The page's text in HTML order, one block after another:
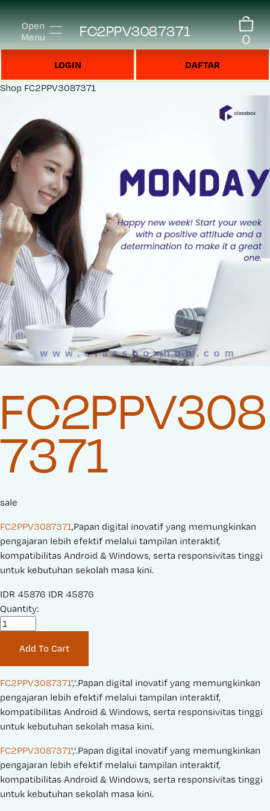
Open
Menu
FC2PPV3087371 0
LOGIN DAFTAR
Shop FC2PPV3087371
FC2PPV308
7371
sale
FC2PPV3087371,Papan digital inovatif yang memungkinkan
pengajaran lebih efektif melalui tampilan interaktif,
kompatibilitas Android & Windows, serta responsivitas tinggi
untuk kebutuhan sekolah masa kini.
S
a
r
i
c
e
:
IDR 45876 O
n
a
P
r
c
e
:
IDR 45876
Quantity:
Add To Cart
FC2PPV3087371','.Papan digital inovatif yang memungkinkan
pengajaran lebih efektif melalui tampilan interaktif,
kompatibilitas Android & Windows, serta responsivitas tinggi
untuk kebutuhan sekolah masa kini.
FC2PPV3087371','.Papan digital inovatif yang memungkinkan
pengajaran lebih efektif melalui tampilan interaktif,
kompatibilitas Android & Windows, serta responsivitas tinggi
untuk kebutuhan sekolah masa kini.